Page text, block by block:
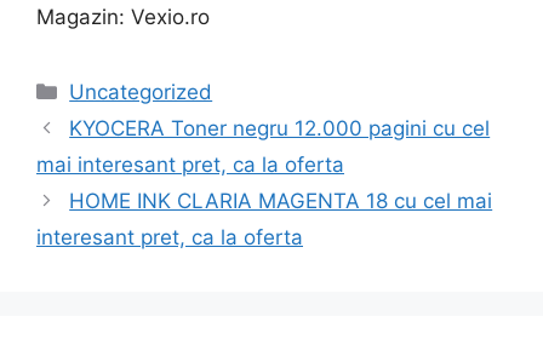
Magazin: Vexio.ro
Categories
Uncategorized
KYOCERA Toner negru 12.000 pagini cu cel
mai interesant pret, ca la oferta
HOME INK CLARIA MAGENTA 18 cu cel mai
interesant pret, ca la oferta